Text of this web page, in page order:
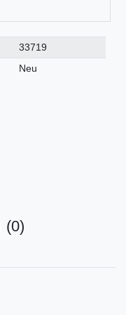
33719
Neu
(0)